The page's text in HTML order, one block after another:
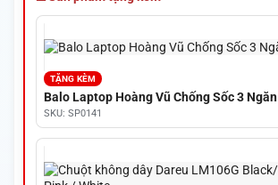
TẶNG KÈM
Balo Laptop Hoàng Vũ Chống Sốc 3 Ngăn
SKU: SP0141